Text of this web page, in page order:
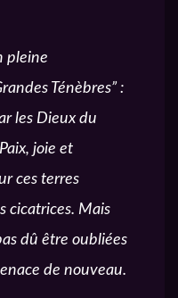
pleine
Ténèbres” :
les Dieux du
joie et
ces terres
cicatrices. Mais
dû être oubliées
de nouveau.